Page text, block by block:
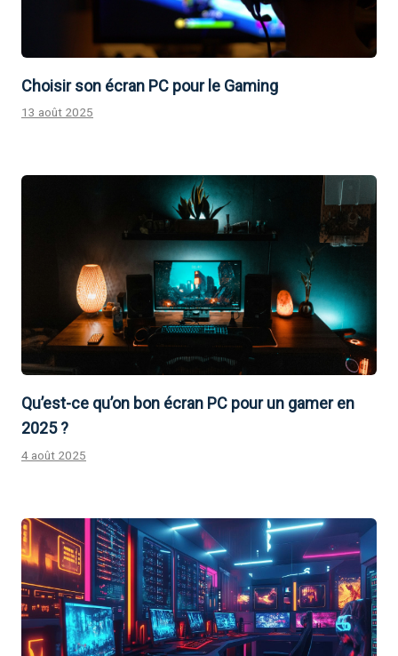
Choisir son écran PC pour le Gaming
13 août 2025
Qu’est-ce qu’on bon écran PC pour un gamer en
2025 ?
4 août 2025